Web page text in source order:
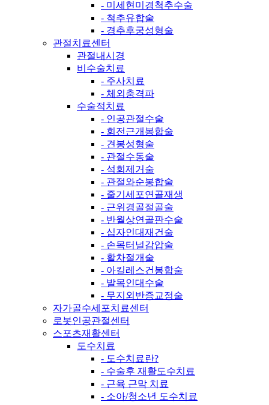
- 미세현미경척추수술
- 척추유합술
- 경추후궁성형술
관절치료센터
관절내시경
비수술치료
- 주사치료
- 체외충격파
수술적치료
- 인공관절수술
- 회전근개봉합술
- 견봉성형술
- 관절수동술
- 석회제거술
- 관절와순봉합술
- 줄기세포연골재생
- 근위경골절골술
- 반월상연골판수술
- 십자인대재건술
- 손목터널감압술
- 활차절개술
- 아킬레스건봉합술
- 발목인대수술
- 무지외반증교정술
자가골수세포치료센터
로봇인공관절센터
스포츠재활센터
도수치료
- 도수치료란?
- 수술후 재활도수치료
- 근육 근막 치료
- 소아/청소년 도수치료